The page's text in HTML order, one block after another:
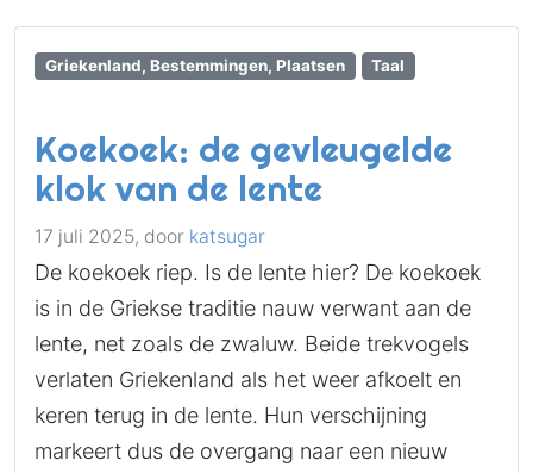
Griekenland, Bestemmingen, Plaatsen Taal
Koekoek: de gevleugelde
klok van de lente
17 juli 2025, door katsugar
De koekoek riep. Is de lente hier? De koekoek
is in de Griekse traditie nauw verwant aan de
lente, net zoals de zwaluw. Beide trekvogels
verlaten Griekenland als het weer afkoelt en
keren terug in de lente. Hun verschijning
markeert dus de overgang naar een nieuw